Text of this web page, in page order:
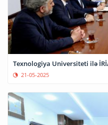
21-05-2025